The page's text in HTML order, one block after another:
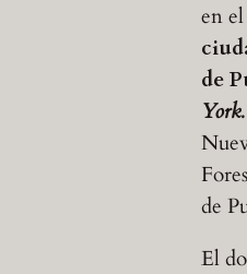
en el
de
York.
de
El